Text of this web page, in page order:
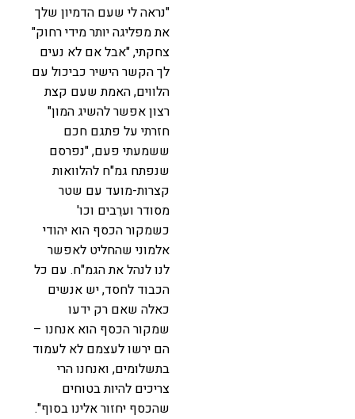
"נראה לי שעם הדמיון שלך
את מפליגה יותר מידי רחוק"
צחקתי, "אבל אם לא נעים
לך הקשר הישיר כביכול עם
הלווים, האמת שעם קצת
רצון אפשר להשיג המון"
חזרתי על פתגם חכם
ששמעתי פעם, "נפרסם
שנפתח גמ"ח להלוואות
קצרות-מועד עם שטר
מסודר וערֵבים וכו'
כשמקור הכסף הוא יהודי
אלמוני שהחליט לאפשר
לנו לנהל את הגמ"ח. עם כל
הכבוד לחסד, יש אנשים
כאלה שאם רק ידעו
שמקור הכסף הוא אנחנו –
הם ירשו לעצמם לא לעמוד
בתשלומים, ואנחנו הרי
צריכים להיות בטוחים
שהכסף יחזור אלינו בסוף".